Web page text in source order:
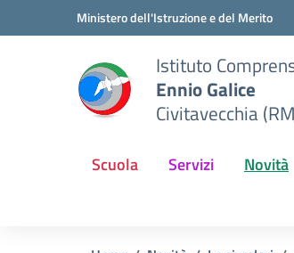
Vai ai contenuti
Vai al menu di navigazioneMinistero dell'Istruzione e del Merito
Istituto
Ennio Galice
Civitavecchia
Scuola Servizi Novità